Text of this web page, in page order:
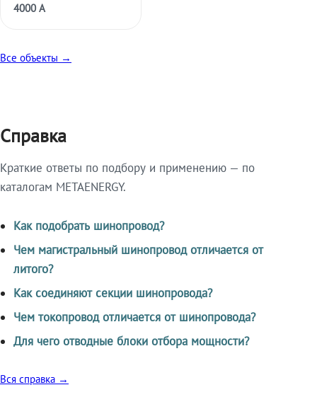
4000 А
Все объекты →
Справка
Краткие ответы по подбору и применению — по
каталогам METAENERGY.
Как подобрать шинопровод?
Чем магистральный шинопровод отличается от
литого?
Как соединяют секции шинопровода?
Чем токопровод отличается от шинопровода?
Для чего отводные блоки отбора мощности?
Вся справка →